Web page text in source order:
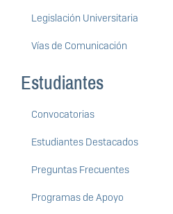
Legislación Universitaria
Vías de Comunicación
Estudiantes
Convocatorias
Estudiantes Destacados
Preguntas Frecuentes
Programas de Apoyo